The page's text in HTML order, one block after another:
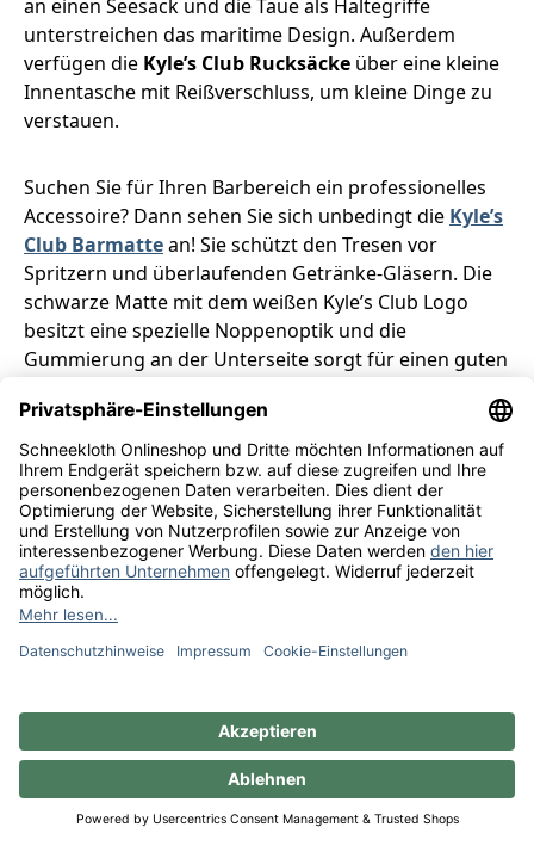
an einen Seesack und die Taue als Haltegriffe
unterstreichen das maritime Design. Außerdem
verfügen die Kyle’s Club Rucksäcke über eine kleine
Innentasche mit Reißverschluss, um kleine Dinge zu
verstauen.
Suchen Sie für Ihren Barbereich ein professionelles
Accessoire? Dann sehen Sie sich unbedingt die Kyle’s
Club Barmattean! Sie schützt den Tresen vor
Spritzern und überlaufenden Getränke-Gläsern. Die
schwarze Matte mit dem weißen Kyle’s Club Logo
besitzt eine spezielle Noppenoptik und die
Gummierung an der Unterseite sorgt für einen guten
Zentimetern passt sie nicht nur zur privaten Bar,
sondern auch in den Gastronomiebereich.
Da sich die Kyle’s Club Spirituosen auch für die
Zubereitung von Cocktails eignen, haben wir auch die
originalen Kyle’s Club Longdrink-Gläserim Angebot.
Sehr stabil und robust präsentieren sich die
hochwertigen Trinkgefäße. Darin schmecken Ihre
Cocktails mit Wodka und alle gängigen Longdrinks
So kennen Sie Cocktails noch nicht
Wussten Sie, dass nicht nur Rum, Gin oder Wodka